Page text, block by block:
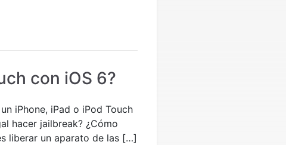
con iOS 6?
iPhone, iPad o iPod Touch
hacer jailbreak? ¿Cómo
liberar un aparato de las […]